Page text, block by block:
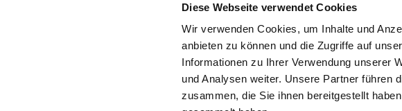
Diese Webseite verwendet Cookies
Wir verwenden Cookies, um Inhalte und
anbieten zu können und die Zugriffe auf
Informationen zu Ihrer Verwendung unserer
und Analysen weiter. Unsere Partner führen
zusammen, die Sie ihnen bereitgestellt
Hef-